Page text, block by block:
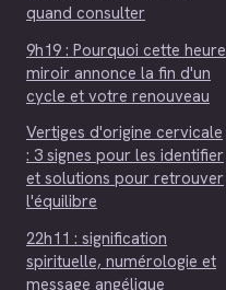
quand consulter
9h19 : Pourquoi cette heure
miroir annonce la fin d'un
cycle et votre renouveau
Vertiges d'origine cervicale
: 3 signes pour les identifier
et solutions pour retrouver
l'équilibre
22h11 : signification
spirituelle, numérologie et
message angélique